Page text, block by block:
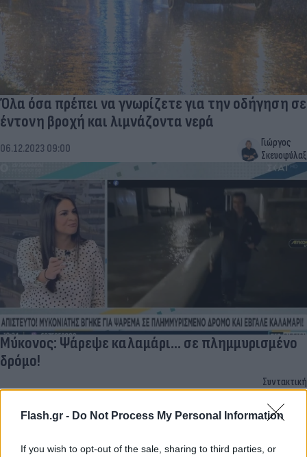
Flash.gr - Do Not Process My Personal Information
If you wish to opt-out of the sale, sharing to third parties, or
Όλα όσα πρέπει να γνωρίζετε για την οδήγηση σε
έντονη βροχή και λιμνάζοντα νερά
06.12.2023 09:00
Γιώργος
Σκευοφύλαξ
Μύκονος: Ψάρεψε καλαμάρι... σε πλημμυρισμένο
δρόμο!
27.11.2023 11:50
Συντακτική
Ομάδα
Flash.gr